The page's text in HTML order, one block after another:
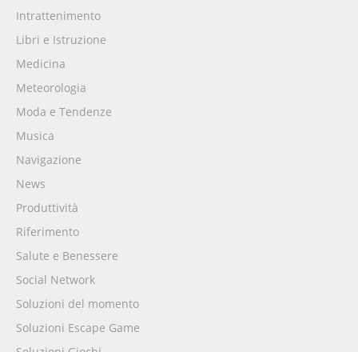
Intrattenimento
Libri e Istruzione
Medicina
Meteorologia
Moda e Tendenze
Musica
Navigazione
News
Produttività
Riferimento
Salute e Benessere
Social Network
Soluzioni del momento
Soluzioni Escape Game